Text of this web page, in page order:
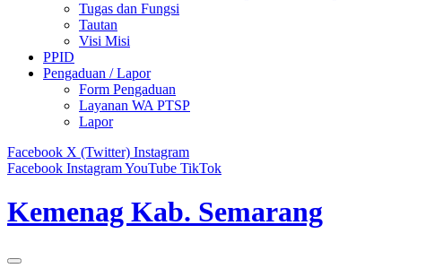
Tugas dan Fungsi
Tautan
Visi Misi
PPID
Pengaduan / Lapor
Form Pengaduan
Layanan WA PTSP
Lapor
Facebook X (Twitter) Instagram
Facebook InstagramYouTube TikTok
Kemenag Kab. Semarang